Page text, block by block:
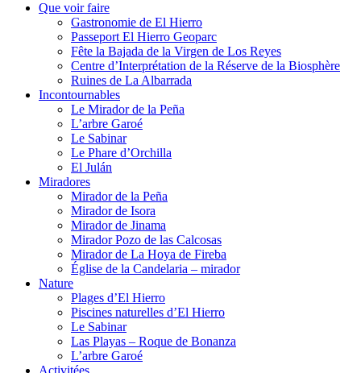
Que voir faire
Gastronomie de El Hierro
Passeport El Hierro Geoparc
Fête la Bajada de la Virgen de Los Reyes
Centre d’Interprétation de la Réserve de la Biosphère
Ruines de La Albarrada
Incontournables
Le Mirador de la Peña
L’arbre Garoé
Le Sabinar
Le Phare d’Orchilla
El Julán
Miradores
Mirador de la Peña
Mirador de Isora
Mirador de Jinama
Mirador Pozo de las Calcosas
Mirador de La Hoya de Fireba
Église de la Candelaria – mirador
Nature
Plages d’El Hierro
Piscines naturelles d’El Hierro
Le Sabinar
Las Playas – Roque de Bonanza
L’arbre Garoé
Activitées